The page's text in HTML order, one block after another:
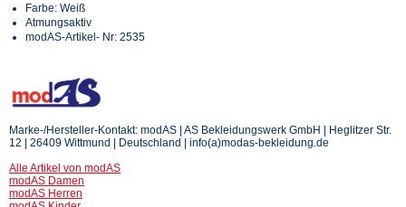
Farbe: Weiß
Atmungsaktiv
modAS-Artikel- Nr: 2535
Marke-/Hersteller-Kontakt: modAS | AS Bekleidungswerk GmbH | Heglitzer Str.
12 | 26409 Wittmund | Deutschland | info(a)modas-bekleidung.de
Alle Artikel von modAS
modAS Damen
modAS Herren